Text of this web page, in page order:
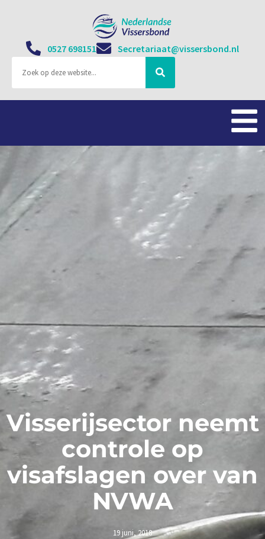
0527 698151 Secretariaat@vissersbond.nl
Visserijsector neemt
controle op
visafslagen over van
NVWA
19 juni, 2018